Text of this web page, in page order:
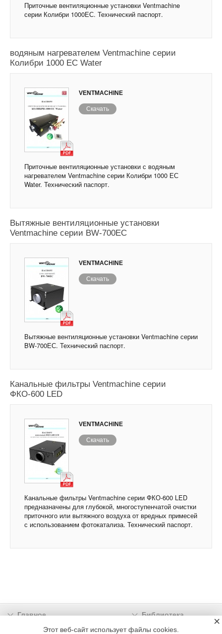
Приточные вентиляционные установки Ventmachine
серии Колибри 1000ЕС. Технический паспорт.
водяным нагревателем Ventmachine серии
Колибри 1000 ЕС Water
VENTMACHINE
Скачать
Приточные вентиляционные установки с водяным
нагревателем Ventmachine серии Колибри 1000 ЕС
Water. Технический паспорт.
Вытяжные вентиляционные установки
Ventmachine серии BW-700ЕС
VENTMACHINE
Скачать
Вытяжные вентиляционные установки Ventmachine серии
BW-700ЕС. Технический паспорт.
Канальные фильтры Ventmachine серии
ФКО-600 LED
VENTMACHINE
Скачать
Канальные фильтры Ventmachine серии ФКО-600 LED
предназначены для глубокой, многоступенчатой очистки
приточного или вытяжного воздуха от вредных примесей
с использованием фотокатализа. Технический паспорт.
Главное
Библиотека
Подписка
Реклама
Этот веб-сайт использует файлы cookies.
×